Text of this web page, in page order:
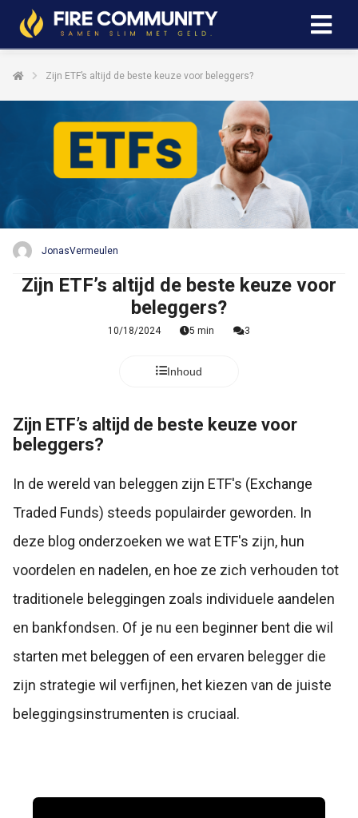
Zijn ETF’s altijd de beste keuze voor beleggers?
JonasVermeulen
Zijn ETF’s altijd de beste keuze voor
beleggers?
10/18/2024 5 min 3
Inhoud
Zijn ETF’s altijd de beste keuze voor
beleggers?
In de wereld van beleggen zijn ETF's (Exchange
Traded Funds) steeds populairder geworden. In
deze blog onderzoeken we wat ETF's zijn, hun
voordelen en nadelen, en hoe ze zich verhouden tot
traditionele beleggingen zoals individuele aandelen
en bankfondsen. Of je nu een beginner bent die wil
starten met beleggen of een ervaren belegger die
zijn strategie wil verfijnen, het kiezen van de juiste
beleggingsinstrumenten is cruciaal.